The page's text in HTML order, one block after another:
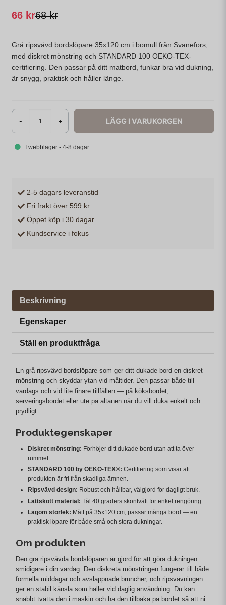
68 kr
66 kr
Grå ripsvävd bordslöpare 35x120 cm i bomull från Svanefors,
med diskret mönstring och STANDARD 100 OEKO-TEX-
certifiering. Den passar på ditt matbord, funkar bra vid dukning,
är snygg, praktisk och håller länge.
- + LÄGG I VARUKORGEN
I webblager - 4-8 dagar
2-5 dagars leveranstid
Fri frakt över 599 kr
Öppet köp i 30 dagar
Kundservice i fokus
Beskrivning
Egenskaper
Ställ en produktfråga
En grå ripsvävd bordslöpare som ger ditt dukade bord en diskret
mönstring och skyddar ytan vid måltider. Den passar både till
vardags och vid lite finare tillfällen — på köksbordet,
serveringsbordet eller ute på altanen när du vill duka enkelt och
prydligt.
Produktegenskaper
Diskret mönstring: Förhöjer ditt dukade bord utan att ta över
rummet.
STANDARD 100 by OEKO-TEX®: Certifiering som visar att
produkten är fri från skadliga ämnen.
Ripsvävd design: Robust och hållbar, välgjord för dagligt bruk.
Lättskött material: Tål 40 graders skontvätt för enkel rengöring.
Lagom storlek: Mått på 35x120 cm, passar många bord — en
praktisk löpare för både små och stora dukningar.
Om produkten
Den grå ripsvävda bordslöparen är gjord för att göra dukningen
smidigare i din vardag. Den diskreta mönstringen fungerar till både
formella middagar och avslappnade bruncher, och ripsvävningen
ger en stabil känsla som håller vid daglig användning. Du kan
snabbt tvätta den i maskin och ha den tillbaka på bordet så att ni